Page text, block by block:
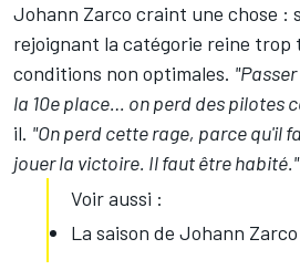
Johann Zarco craint une chose :
rejoignant la catégorie reine trop
conditions non optimales.
la 10e place… on perd des pilotes
il. "On perd cette rage, parce qu'il
jouer la victoire. Il faut être habité."
Voir aussi :
La saison de Johann